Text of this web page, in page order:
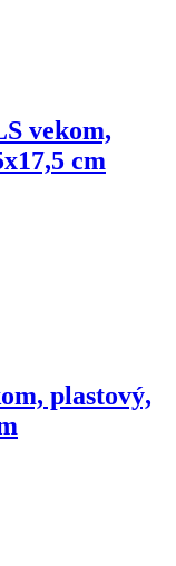
S vekom,
cm
plastový,